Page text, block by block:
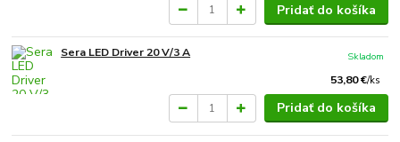
Pridať do košíka
Sera LED Driver 20 V/3 A
53,80 €/ks
Skladom
Pridať do košíka